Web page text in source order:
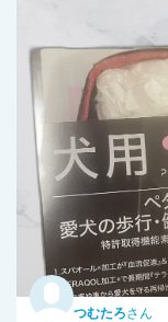
つむたろさん